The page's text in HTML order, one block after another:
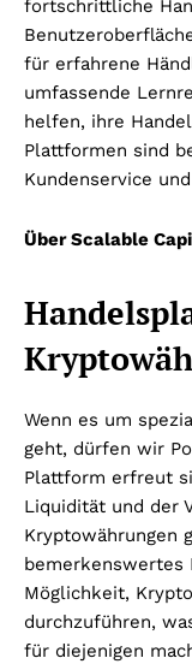
fortschrittliche
für erfahrene
umfassende
helfen, ihre
Plattformen sind
Kundenservice
Über Scalable
Wenn es um
geht, dürfen wir
Plattform erfreut
Liquidität und der
Kryptowährungen
bemerkenswertes
Möglichkeit,
durchzuführen,
für diejenigen